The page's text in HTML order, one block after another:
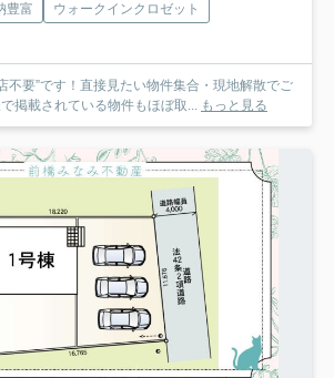
豊富
ウォークインクロゼット
不要”です！直接見たい物件集合・現地解散でご
掲載されている物件もほぼ取... もっと見る